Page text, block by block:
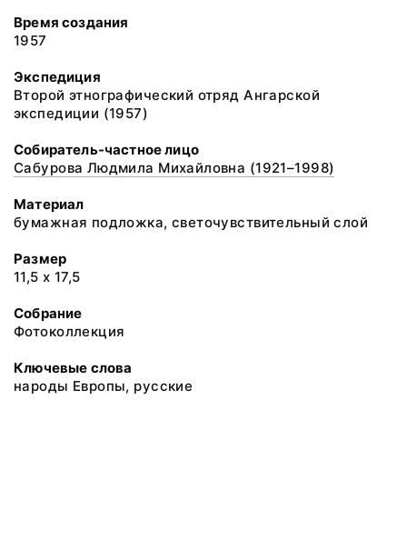
Время создания
1957
Экспедиция
Второй этнографический отряд Ангарской
экспедиции (1957)
Собиратель-частное лицо
Сабурова Людмила Михайловна (1921–1998)
Материал
бумажная подложка, светочувствительный слой
Размер
11,5 х 17,5
Собрание
Фотоколлекция
Ключевые слова
народы Европы, русские